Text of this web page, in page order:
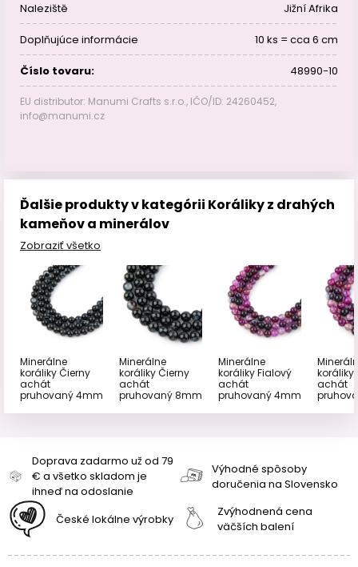
Naleziště Jižní Afrika
Doplňujúce informácie 10 ks = cca 6 cm
Číslo tovaru: 48990-10
EU distributor: Manumi Crafts s.r.o., IČO/ID: 24260452,
info@manumi.cz
Ďalšie produkty v kategórii Koráliky z drahých
kameňov a minerálov
Zobraziť všetko
Minerálne
koráliky Čierny
achát
pruhovaný 4mm
Minerálne
koráliky Čierny
achát
pruhovaný 8mm
Minerálne
koráliky Fialový
achát
pruhovaný 4mm
koráliky
achát
Doprava zadarmo už od 79
€ a všetko skladom je
ihneď na odoslanie
Výhodné spôsoby
doručenia na Slovensko
České lokálne výrobky
Zvýhodnená cena
väčších balení